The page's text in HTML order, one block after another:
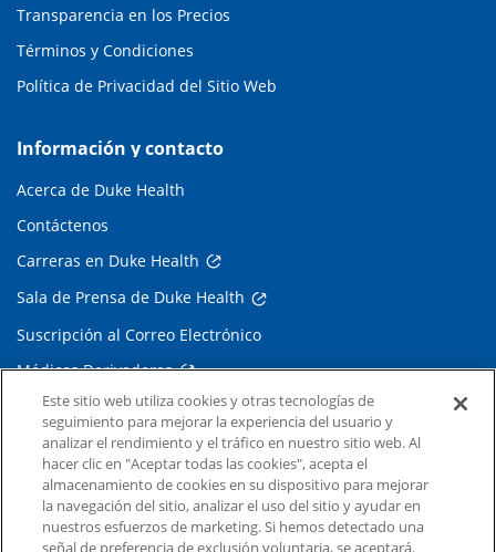
Transparencia en los Precios
Términos y Condiciones
Política de Privacidad del Sitio Web
Información y contacto
Acerca de Duke Health
Contáctenos
Carreras en Duke Health
Sala de Prensa de Duke Health
Suscripción al Correo Electrónico
Médicos Derivadores
Enlaces relacionados
Duke Cancer Institute
Duke Children's
Duke School of Medicine
Este sitio web utiliza cookies y otras tecnologías de
seguimiento para mejorar la experiencia del usuario y
analizar el rendimiento y el tráfico en nuestro sitio web. Al
hacer clic en "Aceptar todas las cookies", acepta el
almacenamiento de cookies en su dispositivo para mejorar
la navegación del sitio, analizar el uso del sitio y ayudar en
nuestros esfuerzos de marketing. Si hemos detectado una
señal de preferencia de exclusión voluntaria, se aceptará.